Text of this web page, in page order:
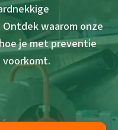
waarom onze
je met preventie
voorkomt.